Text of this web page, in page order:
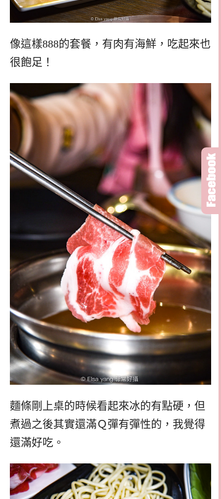
像這樣888的套餐，有肉有海鮮，吃起來也
很飽足！
麵條剛上桌的時候看起來冰的有點硬，但
煮過之後其實還滿Ｑ彈有彈性的，我覺得
還滿好吃。